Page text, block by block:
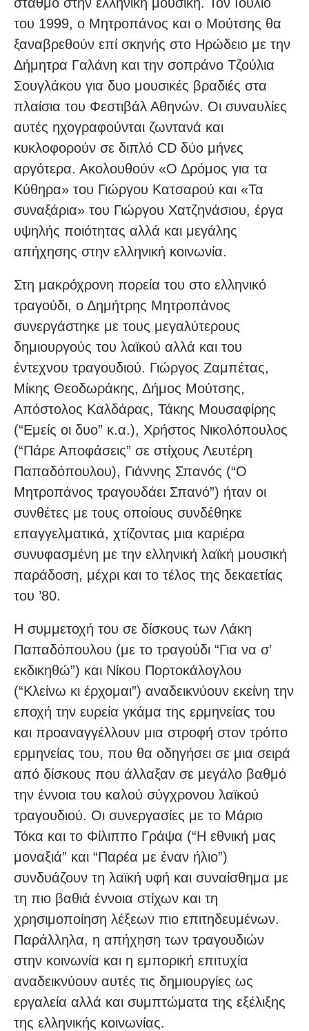
του 1999, ο Μητροπάνος και ο Μούτσης θα
ξαναβρεθούν επί σκηνής στο Ηρώδειο με την
Δήμητρα Γαλάνη και την σοπράνο Τζούλια
Σουγλάκου για δυο μουσικές βραδιές στα
πλαίσια του Φεστιβάλ Αθηνών. Οι συναυλίες
αυτές ηχογραφούνται ζωντανά και
κυκλοφορούν σε διπλό CD δύο μήνες
αργότερα. Ακολουθούν «Ο Δρόμος για τα
Κύθηρα» του Γιώργου Κατσαρού και «Τα
συναξάρια» του Γιώργου Χατζηνάσιου, έργα
υψηλής ποιότητας αλλά και μεγάλης
απήχησης στην ελληνική κοινωνία.
Στη μακρόχρονη πορεία του στο ελληνικό
τραγούδι, ο Δημήτρης Μητροπάνος
συνεργάστηκε με τους μεγαλύτερους
δημιουργούς του λαϊκού αλλά και του
έντεχνου τραγουδιού. Γιώργος Ζαμπέτας,
Μίκης Θεοδωράκης, Δήμος Μούτσης,
Απόστολος Καλδάρας, Τάκης Μουσαφίρης
(“Εμείς οι δυο” κ.α.), Χρήστος Νικολόπουλος
(“Πάρε Αποφάσεις” σε στίχους Λευτέρη
Παπαδόπουλου), Γιάννης Σπανός (“Ο
Μητροπάνος τραγουδάει Σπανό”) ήταν οι
συνθέτες με τους οποίους συνδέθηκε
επαγγελματικά, χτίζοντας μια καριέρα
συνυφασμένη με την ελληνική λαϊκή μουσική
παράδοση, μέχρι και το τέλος της δεκαετίας
του ’80.
Η συμμετοχή του σε δίσκους των Λάκη
Παπαδόπουλου (με το τραγούδι “Για να σ’
εκδικηθώ”) και Νίκου Πορτοκάλογλου
(“Κλείνω κι έρχομαι”) αναδεικνύουν εκείνη την
εποχή την ευρεία γκάμα της ερμηνείας του
και προαναγγέλλουν μια στροφή στον τρόπο
ερμηνείας του, που θα οδηγήσει σε μια σειρά
από δίσκους που άλλαξαν σε μεγάλο βαθμό
την έννοια του καλού σύγχρονου λαϊκού
τραγουδιού. Οι συνεργασίες με το Μάριο
Τόκα και το Φίλιππο Γράψα (“Η εθνική μας
μοναξιά” και “Παρέα με έναν ήλιο”)
συνδυάζουν τη λαϊκή υφή και συναίσθημα με
τη πιο βαθιά έννοια στίχων και τη
χρησιμοποίηση λέξεων πιο επιτηδευμένων.
Παράλληλα, η απήχηση των τραγουδιών
στην κοινωνία και η εμπορική επιτυχία
αναδεικνύουν αυτές τις δημιουργίες ως
εργαλεία αλλά και συμπτώματα της εξέλιξης
της ελληνικής κοινωνίας.